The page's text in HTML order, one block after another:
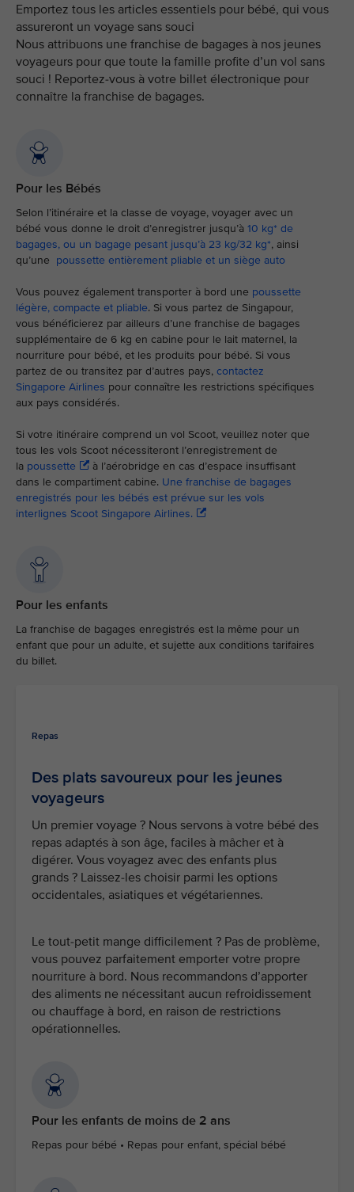
Emportez tous les articles essentiels pour bébé, qui vous
assureront un voyage sans souci
Nous attribuons une franchise de bagages à nos jeunes
voyageurs pour que toute la famille profite d’un vol sans
souci ! Reportez-vous à votre billet électronique pour
connaître la franchise de bagages.
Pour les Bébés
Selon l’itinéraire et la classe de voyage, voyager avec un
bébé vous donne le droit d’enregistrer jusqu’à 10 kg* de
bagages, ou un bagage pesant jusqu’à 23 kg/32 kg*, ainsi
qu’une poussette entièrement pliable et un siège auto
Vous pouvez également transporter à bord une poussette
légère, compacte et pliable. Si vous partez de Singapour,
vous bénéficierez par ailleurs d’une franchise de bagages
supplémentaire de 6 kg en cabine pour le lait maternel, la
nourriture pour bébé, et les produits pour bébé. Si vous
partez de ou transitez par d’autres pays, contactez
Singapore Airlines pour connaître les restrictions spécifiques
aux pays considérés.
Si votre itinéraire comprend un vol Scoot, veuillez noter que
tous les vols Scoot nécessiteront l’enregistrement de
la poussette
à l’aérobridge en cas d’espace insuffisant
dans le compartiment cabine. Une franchise de bagages
enregistrés pour les bébés est prévue sur les vols
interlignes Scoot Singapore Airlines.
Pour les enfants
La franchise de bagages enregistrés est la même pour un
enfant que pour un adulte, et sujette aux conditions tarifaires
du billet.
Repas
Des plats savoureux pour les jeunes
voyageurs
Un premier voyage ? Nous servons à votre bébé des
repas adaptés à son âge, faciles à mâcher et à
digérer. Vous voyagez avec des enfants plus
grands ? Laissez-les choisir parmi les options
occidentales, asiatiques et végétariennes.
Le tout-petit mange difficilement ? Pas de problème,
vous pouvez parfaitement emporter votre propre
nourriture à bord. Nous recommandons d’apporter
des aliments ne nécessitant aucun refroidissement
ou chauffage à bord, en raison de restrictions
opérationnelles.
Pour les enfants de moins de 2 ans
Repas pour bébé • Repas pour enfant, spécial bébé